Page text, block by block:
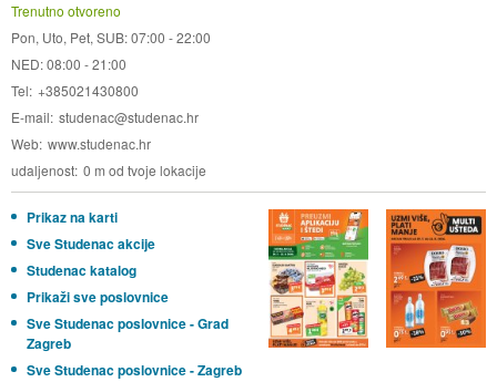
Trenutno otvoreno
Pon, Uto, Pet, SUB: 07:00 - 22:00
NED: 08:00 - 21:00
Tel +385021430800
E-mail studenac@studenac.hr
Web www.studenac.hr
udaljenost 0 m od tvoje lokacije
Prikaz na karti
Sve Studenac akcije
Studenac katalog
Prikaži sve poslovnice
Sve Studenac poslovnice - Grad
Zagreb
Sve Studenac poslovnice - Zagreb